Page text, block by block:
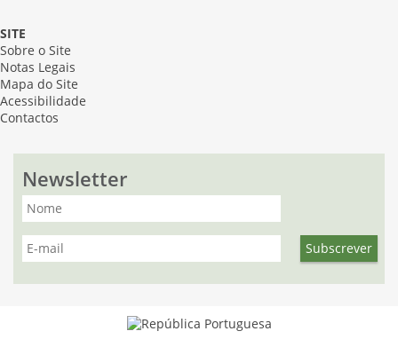
SITE
Sobre o Site
Notas Legais
Mapa do Site
Acessibilidade
Contactos
Newsletter